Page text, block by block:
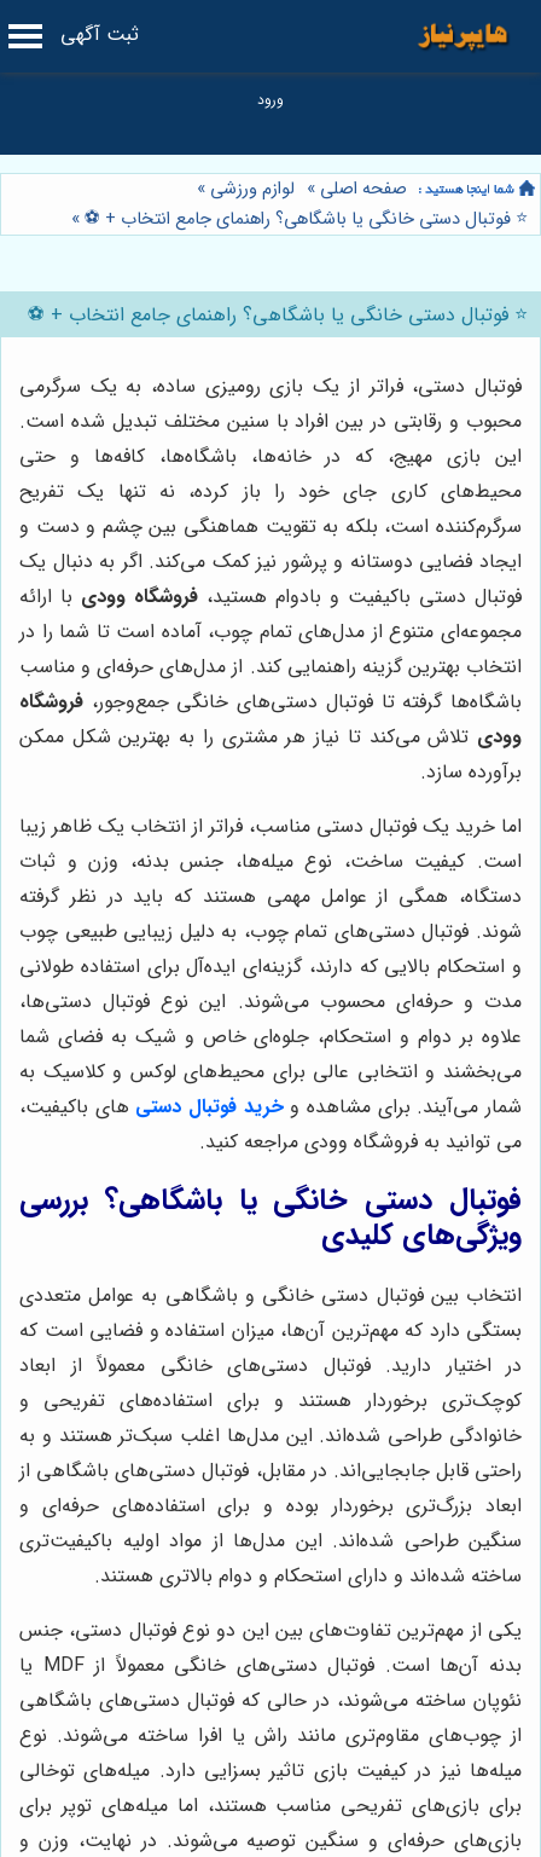
ثبت آگهی
صفحه اصلی » لوازم ورزشی »
⭐️ فوتبال دستی خانگی یا باشگاهی؟ راهنمای جامع انتخاب + ⚽️»
⭐️ فوتبال دستی خانگی یا باشگاهی؟ راهنمای جامع انتخاب + ⚽️
فوتبال دستی، فراتر از یک بازی رومیزی ساده، به یک سرگرمی
محبوب و رقابتی در بین افراد با سنین مختلف تبدیل شده است.
این بازی مهیج، که در خانه‌ها، باشگاه‌ها، کافه‌ها و حتی
محیط‌های کاری جای خود را باز کرده، نه تنها یک تفریح
سرگرم‌کننده است، بلکه به تقویت هماهنگی بین چشم و دست و
ایجاد فضایی دوستانه و پرشور نیز کمک می‌کند. اگر به دنبال یک
فوتبال دستی باکیفیت و بادوام هستید، فروشگاه وودی با ارائه
مجموعه‌ای متنوع از مدل‌های تمام چوب، آماده است تا شما را در
انتخاب بهترین گزینه راهنمایی کند. از مدل‌های حرفه‌ای و مناسب
باشگاه‌ها گرفته تا فوتبال دستی‌های خانگی جمع‌وجور، فروشگاه
وودی تلاش می‌کند تا نیاز هر مشتری را به بهترین شکل ممکن
برآورده سازد.
اما خرید یک فوتبال دستی مناسب، فراتر از انتخاب یک ظاهر زیبا
است. کیفیت ساخت، نوع میله‌ها، جنس بدنه، وزن و ثبات
دستگاه، همگی از عوامل مهمی هستند که باید در نظر گرفته
شوند. فوتبال دستی‌های تمام چوب، به دلیل زیبایی طبیعی چوب
و استحکام بالایی که دارند، گزینه‌ای ایده‌آل برای استفاده طولانی
مدت و حرفه‌ای محسوب می‌شوند. این نوع فوتبال دستی‌ها،
علاوه بر دوام و استحکام، جلوه‌ای خاص و شیک به فضای شما
می‌بخشند و انتخابی عالی برای محیط‌های لوکس و کلاسیک به
شمار می‌آیند. برای مشاهده وخرید فوتبال دستی های باکیفیت،
می توانید به فروشگاه وودی مراجعه کنید.
فوتبال دستی خانگی یا باشگاهی؟ بررسی
ویژگی‌های کلیدی
انتخاب بین فوتبال دستی خانگی و باشگاهی به عوامل متعددی
بستگی دارد که مهم‌ترین آن‌ها، میزان استفاده و فضایی است که
در اختیار دارید. فوتبال دستی‌های خانگی معمولاً از ابعاد
کوچک‌تری برخوردار هستند و برای استفاده‌های تفریحی و
خانوادگی طراحی شده‌اند. این مدل‌ها اغلب سبک‌تر هستند و به
راحتی قابل جابجایی‌اند. در مقابل، فوتبال دستی‌های باشگاهی از
ابعاد بزرگ‌تری برخوردار بوده و برای استفاده‌های حرفه‌ای و
سنگین طراحی شده‌اند. این مدل‌ها از مواد اولیه باکیفیت‌تری
ساخته شده‌اند و دارای استحکام و دوام بالاتری هستند.
یکی از مهم‌ترین تفاوت‌های بین این دو نوع فوتبال دستی، جنس
بدنه آن‌ها است. فوتبال دستی‌های خانگی معمولاً از MDF یا
نئوپان ساخته می‌شوند، در حالی که فوتبال دستی‌های باشگاهی
از چوب‌های مقاوم‌تری مانند راش یا افرا ساخته می‌شوند. نوع
میله‌ها نیز در کیفیت بازی تاثیر بسزایی دارد. میله‌های توخالی
برای بازی‌های تفریحی مناسب هستند، اما میله‌های توپر برای
بازی‌های حرفه‌ای و سنگین توصیه می‌شوند. در نهایت، وزن و